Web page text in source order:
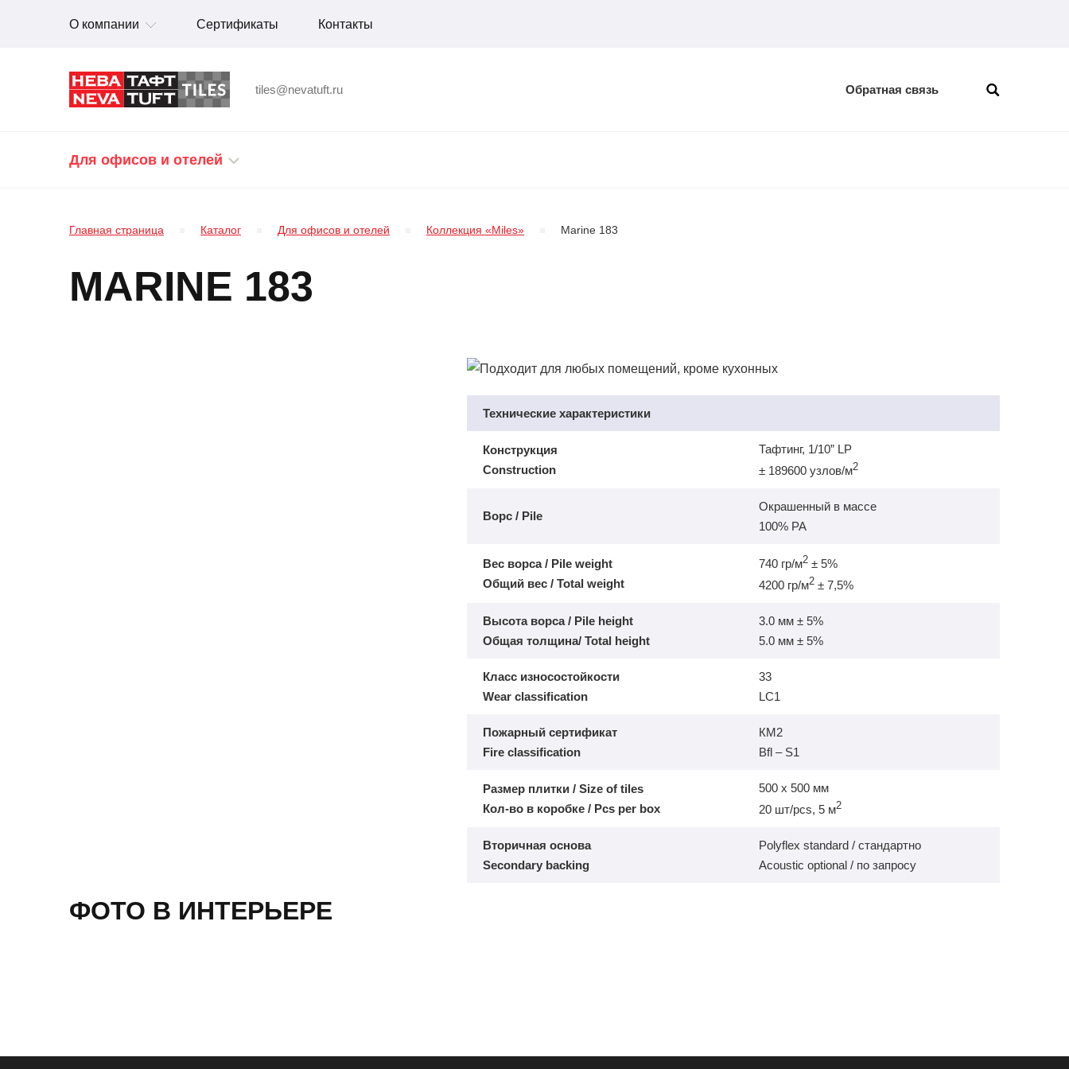
О компании Сертификаты Контакты
tiles@nevatuft.ru Обратная связь
Для офисов и отелей
Главная страница Каталог Для офисов и отелей Коллекция «Miles» Marine 183
MARINE 183
Технические характеристики
Конструкция
Construction
Тафтинг, 1/10” LP
± 189600 узлов/м2
Ворс / Pile
Окрашенный в массе
100% РА
Вес ворса / Pile weight
Общий вес / Total weight
740 гр/м2 ± 5%
4200 гр/м2 ± 7,5%
Высота ворса / Pile height
Общая толщина/ Total height
3.0 мм ± 5%
5.0 мм ± 5%
Класс износостойкости
Wear classification
33
LC1
Пожарный сертификат
Fire classification
КМ2
Bfl – S1
Размер плитки / Size of tiles
Кол-во в коробке / Pcs per box
500 х 500 мм
20 шт/pcs, 5 м2
Вторичная основа
Secondary backing
Polyflex standard / стандартно
Acoustic optional / по запросу
ФОТО В ИНТЕРЬЕРЕ